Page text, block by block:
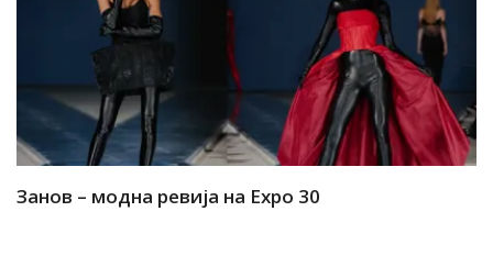
Занов – модна ревија на Expo 30